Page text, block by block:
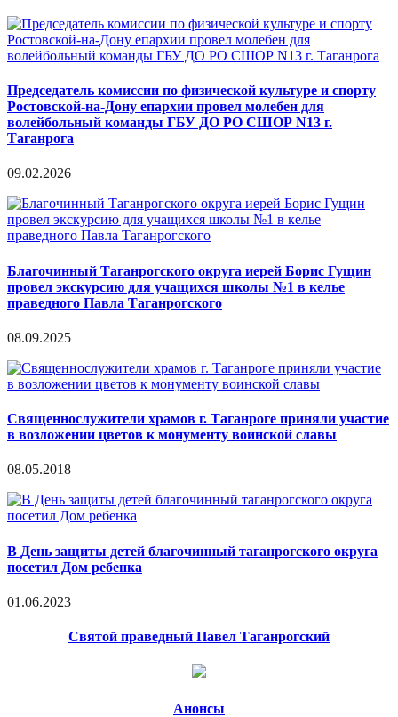
Председатель комиссии по физической культуре и спорту
Ростовской-на-Дону епархии провел молебен для
волейбольный команды ГБУ ДО РО СШОР N13 г.
Таганрога
09.02.2026
Благочинный Таганрогского округа иерей Борис Гущин
провел экскурсию для учащихся школы №1 в келье
праведного Павла Таганрогского
08.09.2025
Священнослужители храмов г. Таганроге приняли участие
в возложении цветов к монументу воинской славы
08.05.2018
В День защиты детей благочинный таганрогского округа
посетил Дом ребенка
01.06.2023
Святой праведный Павел Таганрогский
Анонсы